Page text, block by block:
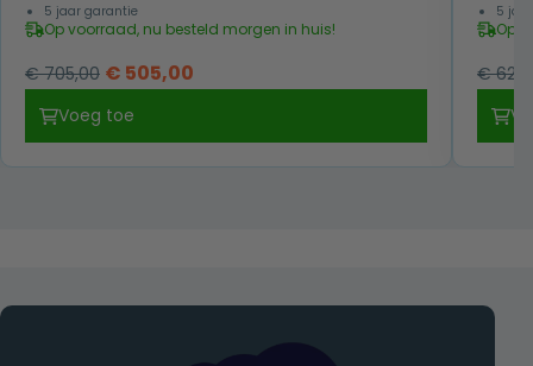
5 jaar garantie
Op voorraad, nu besteld morgen in huis!
€705,00 Oorspronkelijke
€ 705,00.
€ 505,00
€ 505,00.
Voeg toe
5
Op
€